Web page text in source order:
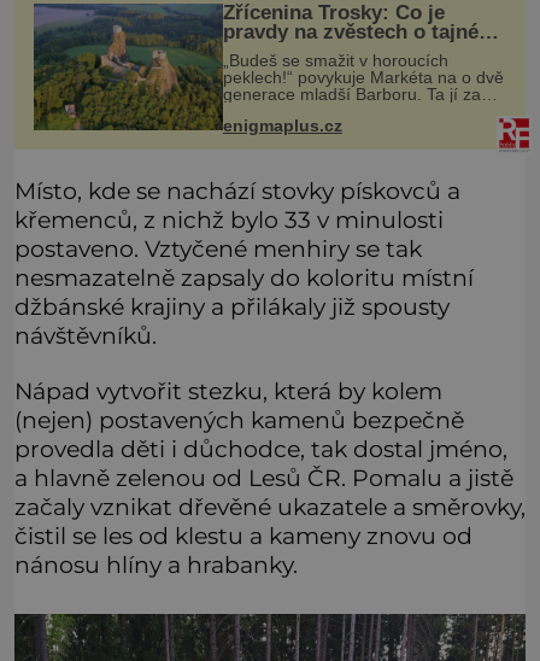
Zřícenina Trosky: Co je
pravdy na zvěstech o tajné
chodbě?
„Budeš se smažit v horoucích
peklech!“ povykuje Markéta na o dvě
generace mladší Barboru. Ta jí za
chvíli slovní palbu opětuje. První je
zarytá katolička, druhá přesvědčená
enigmaplus.cz
Místo, kde se nachází stovky pískovců a
křemenců, z nichž bylo 33 v minulosti
postaveno. Vztyčené menhiry se tak
nesmazatelně zapsaly do koloritu místní
džbánské krajiny a přilákaly již spousty
návštěvníků.
Nápad vytvořit stezku, která by kolem
(nejen) postavených kamenů bezpečně
provedla děti i důchodce, tak dostal jméno,
a hlavně zelenou od Lesů ČR. Pomalu a jistě
začaly vznikat dřevěné ukazatele a směrovky,
čistil se les od klestu a kameny znovu od
nánosu hlíny a hrabanky.